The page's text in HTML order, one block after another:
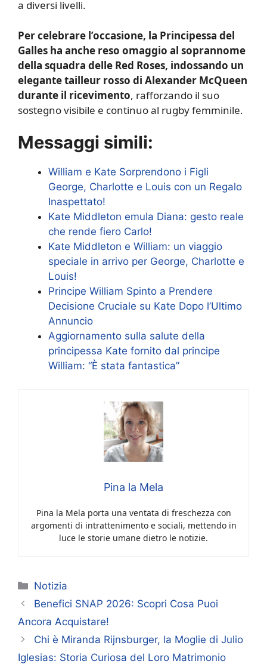
a diversi livelli.
Per celebrare l’occasione, la Principessa del
Galles ha anche reso omaggio al soprannome
della squadra delle Red Roses, indossando un
elegante tailleur rosso di Alexander McQueen
durante il ricevimento, rafforzando il suo
sostegno visibile e continuo al rugby femminile.
Messaggi simili:
William e Kate Sorprendono i Figli
George, Charlotte e Louis con un Regalo
Inaspettato!
Kate Middleton emula Diana: gesto reale
che rende fiero Carlo!
Kate Middleton e William: un viaggio
speciale in arrivo per George, Charlotte e
Louis!
Principe William Spinto a Prendere
Decisione Cruciale su Kate Dopo l’Ultimo
Annuncio
Aggiornamento sulla salute della
principessa Kate fornito dal principe
William: “È stata fantastica”
Pina la Mela
Pina la Mela porta una ventata di freschezza con
argomenti di intrattenimento e sociali, mettendo in
luce le storie umane dietro le notizie.
Categorie
Notizia
Benefici SNAP 2026: Scopri Cosa Puoi
Ancora Acquistare!
Chi è Miranda Rijnsburger, la Moglie di Julio
Iglesias: Storia Curiosa del Loro Matrimonio